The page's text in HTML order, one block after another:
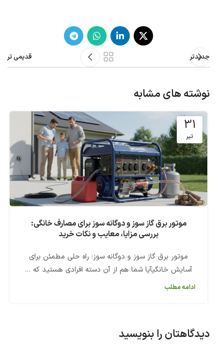
جدیدتر قدیمی تر
نوشته های مشابه
31
تیر
موتور برق گاز سوز و دوگانه سوز برای مصارف خانگی:
بررسی مزایا، معایب و نکات خرید
موتور برق گاز سوز و دوگانه سوز: راه حلی مطمئن برای
آسایش خانگیآیا شما هم از آن دسته افرادی هستید که ...
ادامه مطلب
دیدگاهتان را بنویسید